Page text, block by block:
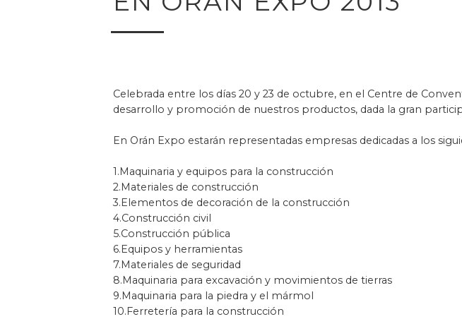
Celebrada entre los días 20 y 23 de octubre, en el Centre de
desarrollo y promoción de nuestros productos, dada la gran
En Orán Expo estarán representadas empresas dedicadas a los
1.Maquinaria y equipos para la construcción
2.Materiales de construcción
3.Elementos de decoración de la construcción
4.Construcción civil
5.Construcción pública
6.Equipos y herramientas
7.Materiales de seguridad
8.Maquinaria para excavación y movimientos de tierras
9.Maquinaria para la piedra y el mármol
10.Ferretería para la construcción